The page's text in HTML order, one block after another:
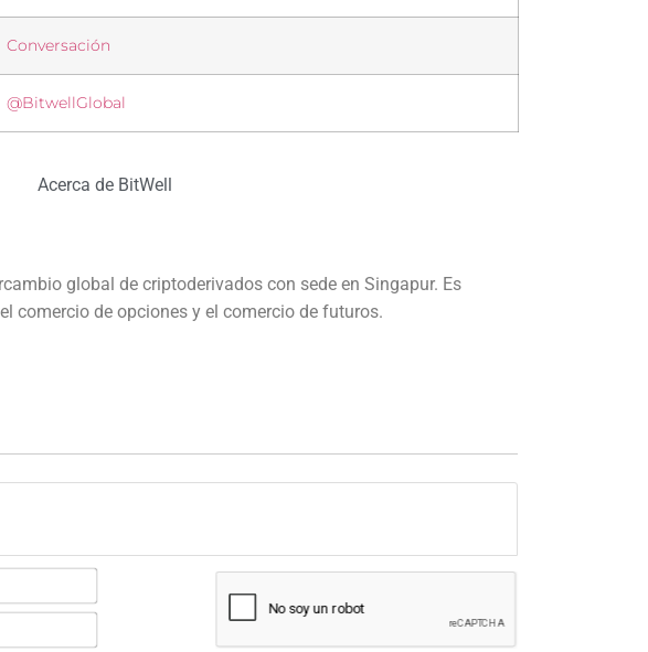
Conversación
@BitwellGlobal
Acerca de BitWell
global de criptoderivados con sede en Singapur. Es
comercio de opciones y el comercio de futuros.
Nombre*
Apellido*